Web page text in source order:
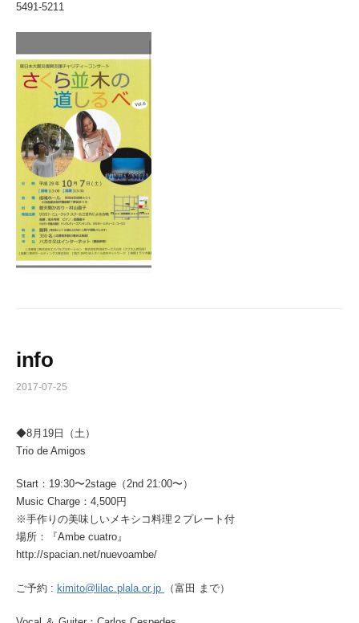
5491-5211
info
2017-07-25
◆8月19日（土）
Trio de Amigos
Start：19:30〜2stage（2nd 21:00〜）
Music Charge：4,500円
※手作りの美味しいメキシコ料理２プレート付
場所：『Ambe cuatro』
http://spacian.net/nuevoambe/
ご予約 : kimito@lilac.plala.or.jp （富田 まで）